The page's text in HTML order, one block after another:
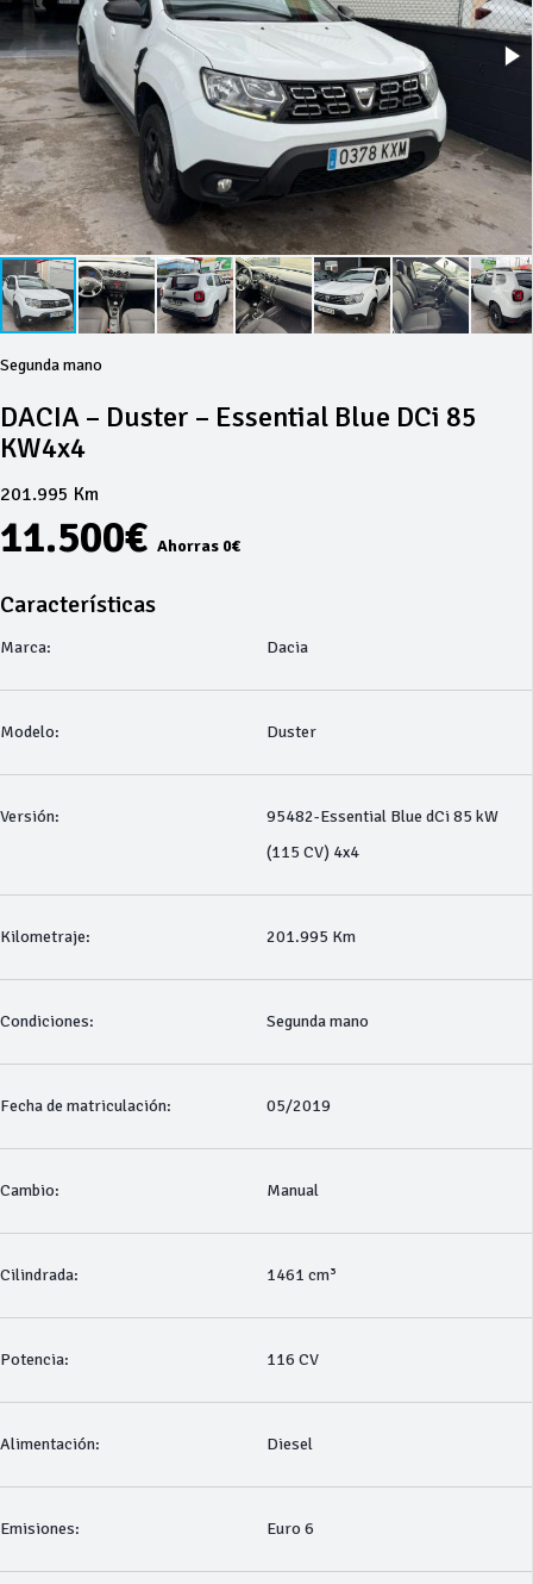
Segunda mano
DACIA – Duster – Essential Blue DCi 85
KW4x4
201.995 Km
11.500€ Ahorras 0€
Características
Marca: Dacia
Modelo: Duster
Versión:
95482-Essential Blue dCi 85 kW
(115 CV) 4x4
Kilometraje: 201.995 Km
Condiciones: Segunda mano
Fecha de matriculación: 05/2019
Cambio: Manual
Cilindrada: 1461 cm³
Potencia: 116 CV
Alimentación: Diesel
Emisiones: Euro 6